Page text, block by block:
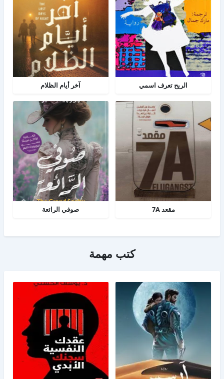
الريح تعرف اسمي آخر أيام الظلام
مقعد 7A صوفي الرائعة
كتب مهمة